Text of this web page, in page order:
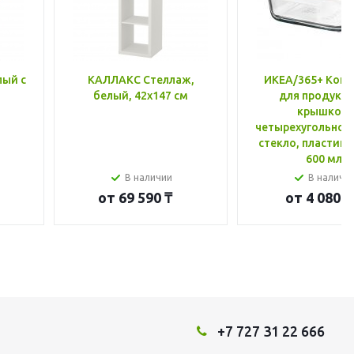
с
КАЛЛАКС Стеллаж,
белый, 42x147 см
В наличии
от 69 590 ₸
ИКЕА/365+
для
крышкой,
стекло, пластик
600 мл
В
от 4 080 ₸
+7 727 31 22 666